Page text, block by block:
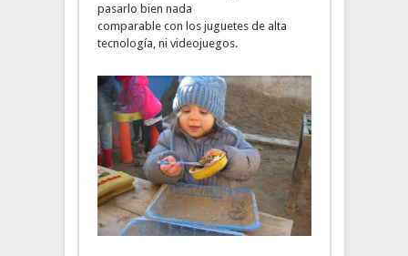
pasarlo bien nada
comparable con los juguetes de alta
tecnología, ni videojuegos.